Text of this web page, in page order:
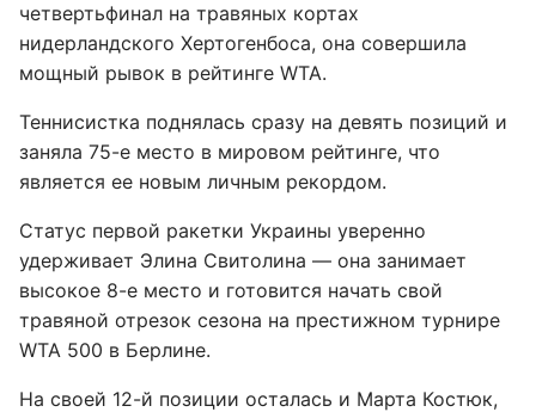
четвертьфинал на травяных кортах
нидерландского Хертогенбоса, она совершила
мощный рывок в рейтинге WTA.
Теннисистка поднялась сразу на девять позиций и
заняла 75-е место в мировом рейтинге, что
является ее новым личным рекордом.
Статус первой ракетки Украины уверенно
удерживает Элина Свитолина — она занимает
высокое 8-е место и готовится начать свой
травяной отрезок сезона на престижном турнире
WTA 500 в Берлине.
На своей 12-й позиции осталась и Марта Костюк,